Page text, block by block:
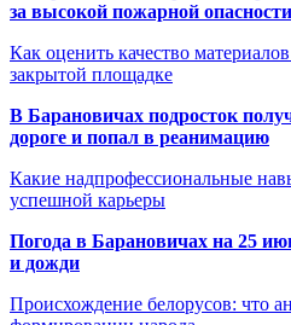
за высокой пожарной опасности
Как оценить качество
закрытой площадке
В Барановичах подросток
дороге и попал в реанимацию
Какие надпрофессиональные
успешной карьеры
Погода в Барановичах на 25
и дожди
Происхождение белорусов: что